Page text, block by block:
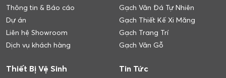
Thông tin & Báo cáo
Dự án
Liên hệ Showroom
Dịch vụ khách hàng
Gạch Vân Đá Tự Nhiên
Gạch Thiết Kế Xi Măng
Gạch Trang Trí
Gạch Vân Gỗ
Thiết Bị Vệ Sinh Tin Tức